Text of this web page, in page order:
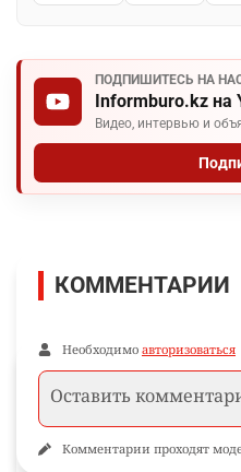
ПОДПИШИТЕСЬ НА
Informburo.kz на
Видео, интервью и
КОММЕНТАРИИ
Необходимо авторизоваться
Комментарии проходят